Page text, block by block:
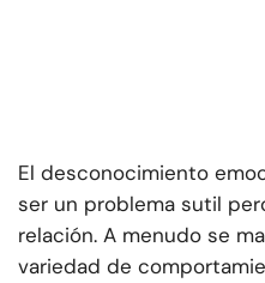
El desconocimiento
ser un problema sutil
relación. A menudo se
variedad de